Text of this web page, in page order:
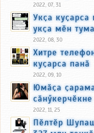
2022, 07, 31
Укҫа
укҫа мӗн
2022, 08, 30
Хитре
куҫарса панӑ
2022, 09, 10
Юмӑҫа
2022, 11, 25
Пӗлтӗр